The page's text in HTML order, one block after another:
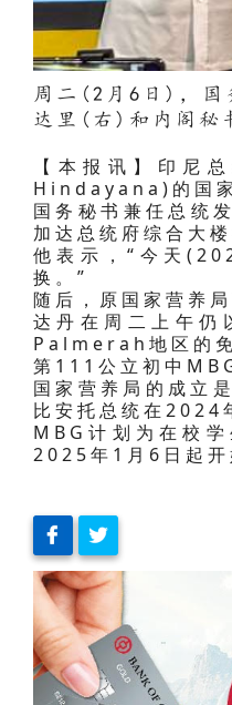
周二(2月6日)，国
达里(右)和内阁秘
【本报讯】印尼
Hindayana)的国家
国务秘书兼任总
加达总统府综合大
他表示，“今天
换。”
随后，原国家营
达丹在周二上午仍
Palmerah地区的
第111公立初中
国家营养局的成立
比安托总统在2024
MBG计划为在校
2025年1月6日起